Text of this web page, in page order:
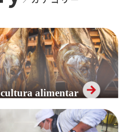
cultura alimentar